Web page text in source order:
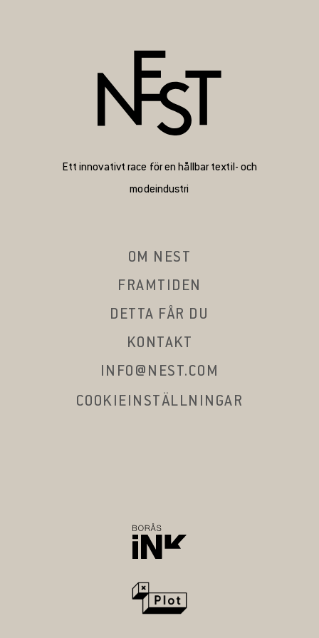
Ett innovativt race för en hållbar textil- och
modeindustri
OM NEST
FRAMTIDEN
DETTA FÅR DU
KONTAKT
INFO@NEST.COM
COOKIEINSTÄLLNINGAR